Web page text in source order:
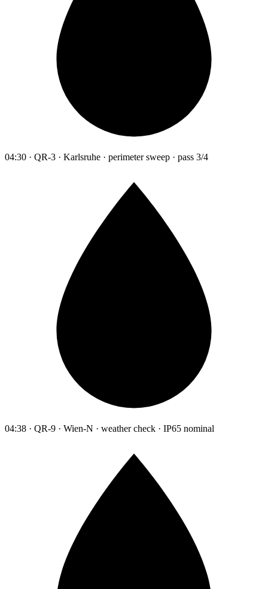
04:30 · QR-3 · Karlsruhe · perimeter sweep · pass 3/4
04:38 · QR-9 · Wien-N · weather check · IP65 nominal